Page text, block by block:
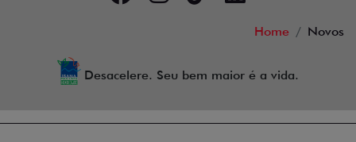
Home Novos
Desacelere. Seu bem maior é a vida.